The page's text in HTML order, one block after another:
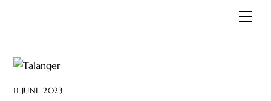
11 JUNI, 2023